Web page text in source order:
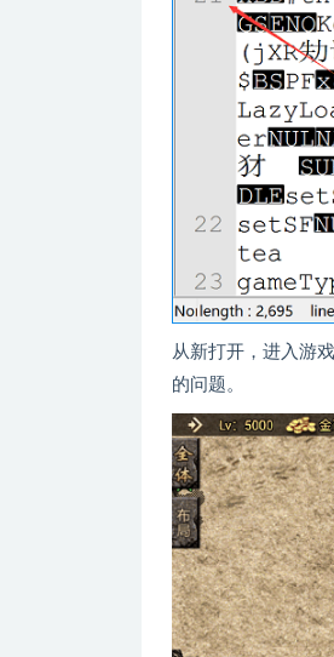
从新打开，进入游
的问题。